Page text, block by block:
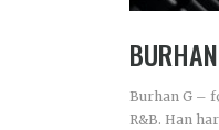
Burhan G –
R&B. Han